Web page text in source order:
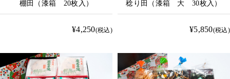
棚田（漆箱 20枚入）
¥4,250(税込)
稔り田（漆箱 大 30枚入）
¥5,850(税込)